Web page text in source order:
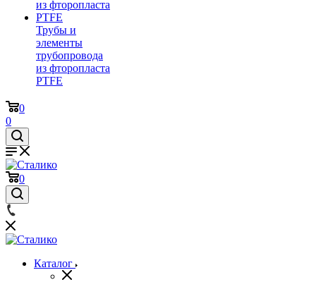
Трубы и
элементы
трубопровода
из фторопласта
PTFE
0
0
0
Каталог